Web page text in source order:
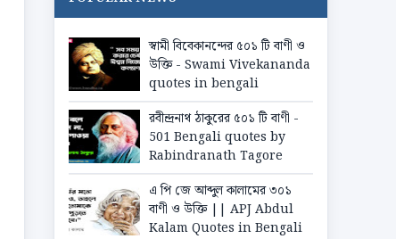
স্বামী বিবেকানন্দের ৫০১ টি বাণী ও
উক্তি - Swami Vivekananda
quotes in bengali
রবীন্দ্রনাথ ঠাকুরের ৫০১ টি বাণী -
501 Bengali quotes by
Rabindranath Tagore
এ পি জে আব্দুল কালামের ৩০১
বাণী ও উক্তি || APJ Abdul
Kalam Quotes in Bengali